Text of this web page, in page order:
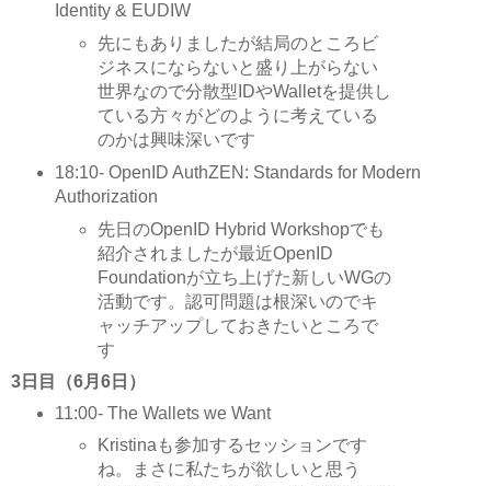
Identity & EUDIW
先にもありましたが結局のところビ
ジネスにならないと盛り上がらない
世界なので分散型IDやWalletを提供し
ている方々がどのように考えている
のかは興味深いです
18:10- OpenID AuthZEN: Standards for Modern
Authorization
先日のOpenID Hybrid Workshopでも
紹介されましたが最近OpenID
Foundationが立ち上げた新しいWGの
活動です。認可問題は根深いのでキ
ャッチアップしておきたいところで
す
3日目（6月6日）
11:00- The Wallets we Want
Kristinaも参加するセッションです
ね。まさに私たちが欲しいと思う